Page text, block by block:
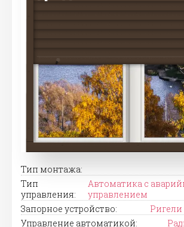
Тип монтажа:
Тип
управления:
Автоматика с
управлением
Запорное устройство:
Управление автоматикой: